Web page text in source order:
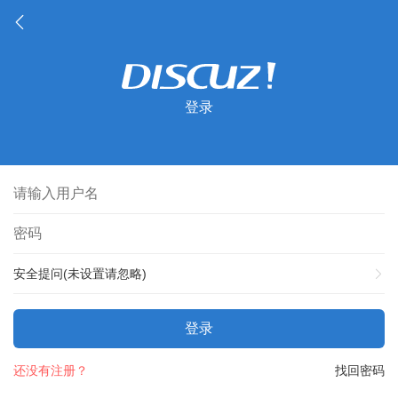
登录
安全提问(未设置请忽略)
登录
找回密码
还没有注册？